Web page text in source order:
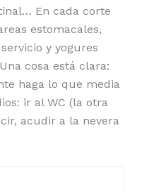
En cada corte
estomacales,
y yogures
cosa está clara:
haga lo que media
ir al WC (la otra
acudir a la nevera